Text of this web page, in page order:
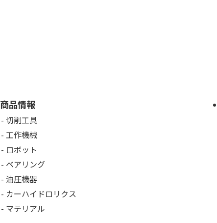
商品情報
切削工具
工作機械
ロボット
ベアリング
油圧機器
カーハイドロリクス
マテリアル